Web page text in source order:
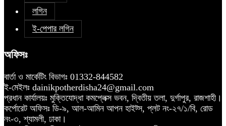
লগিন
ই-পেপার লগিন
অফিসঃ
বার্তা ও মার্কেটিং বিভাগঃ 01332-844582
ই-মেইলঃ dainikpotherdisha24@gmail.com
প্রধান কার্যালয়ঃ মুক্তিযোদ্ধা কমপ্লেক্স ভবন, দ্বিতীয় তলা, দুর্গাপুর, রাজশাহী।
কর্পোরেট অফিসঃ ডি-৯, আল-আমিন আপন হাইট্স, প্লট নং-২৭/১/বি, রোড
নং-৩, শ্যামলী, ঢাকা।